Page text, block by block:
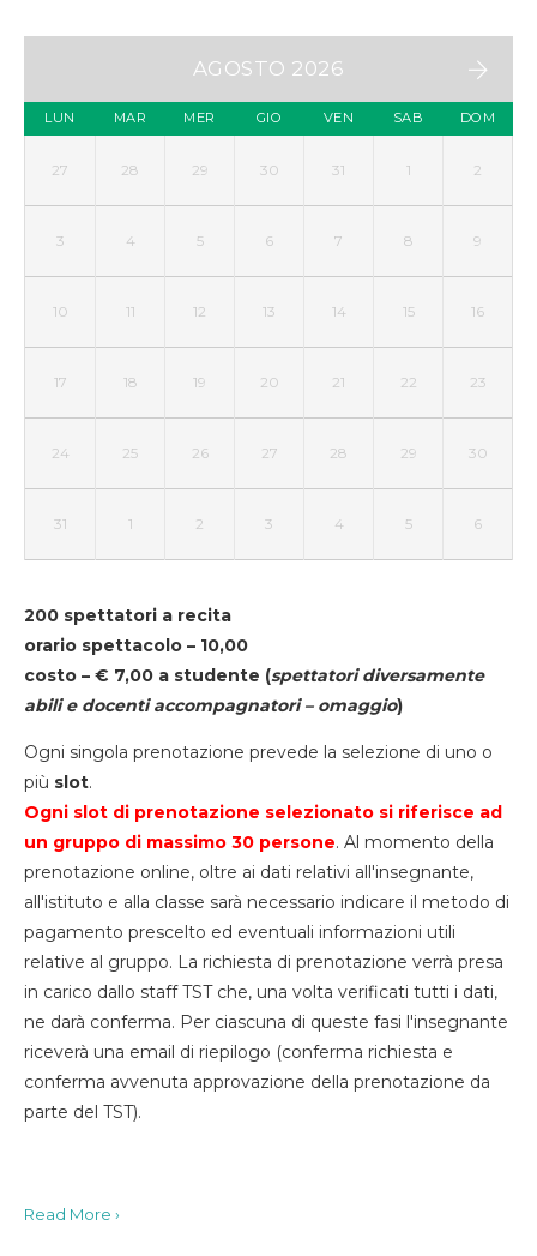
AGOSTO 2026
LUN MAR MER GIO VEN SAB DOM
27 28 29 30 31 1 2
3 4 5 6 7 8 9
10 11 12 13 14 15 16
17 18 19 20 21 22 23
24 25 26 27 28 29 30
31 1 2 3 4 5 6
200 spettatori a recita
orario spettacolo – 10,00
costo – € 7,00 a studente (spettatori diversamente
abili e docenti accompagnatori – omaggio)
Ogni singola prenotazione prevede la selezione di uno o
più slot.
Ogni slot di prenotazione selezionato si riferisce ad
un gruppo di massimo 30 persone. Al momento della
prenotazione online, oltre ai dati relativi all'insegnante,
all'istituto e alla classe sarà necessario indicare il metodo di
pagamento prescelto ed eventuali informazioni utili
relative al gruppo. La richiesta di prenotazione verrà presa
in carico dallo staff TST che, una volta verificati tutti i dati,
ne darà conferma. Per ciascuna di queste fasi l'insegnante
riceverà una email di riepilogo (conferma richiesta e
conferma avvenuta approvazione della prenotazione da
parte del TST).
Read More ›